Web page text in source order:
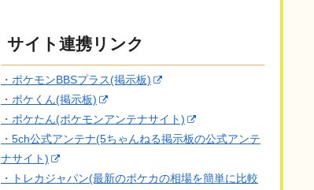
サイト連携リンク
・ポケモンBBSプラス(掲示板)
・ポケくん(掲示板)
・ポケたん(ポケモンアンテナサイト)
・5ch公式アンテナ(5ちゃんねる掲示板の公式アンテ
ナサイト)
・トレカジャパン(最新のポケカの相場を簡単に比較